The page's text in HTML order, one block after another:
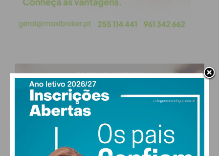
PAÇOS DE FERREIRA
29°
clear sky
50% humidade
MAX 29 • MIN 29